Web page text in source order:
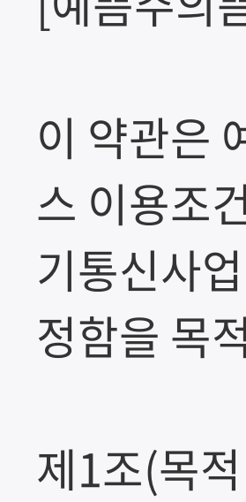
이 약관은
스 이용조
기통신사
정함을 목
제1조(목